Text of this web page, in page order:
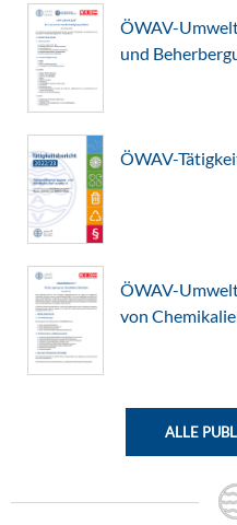
ÖWAV-
und
ÖWAV-
ÖWAV-
von
ALLE